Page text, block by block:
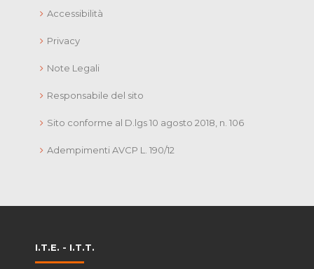
Accessibilità
Privacy
Note Legali
Responsabile del sito
Sito conforme al D.lgs 10 agosto 2018, n. 106
Adempimenti AVCP L. 190/12
I.T.E. - I.T.T.